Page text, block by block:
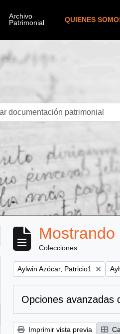
QUIENES
Colecciones
Remove filter:
Aylwin Azócar, Patricio1
Opciones avanzadas
Imprimir vista previa